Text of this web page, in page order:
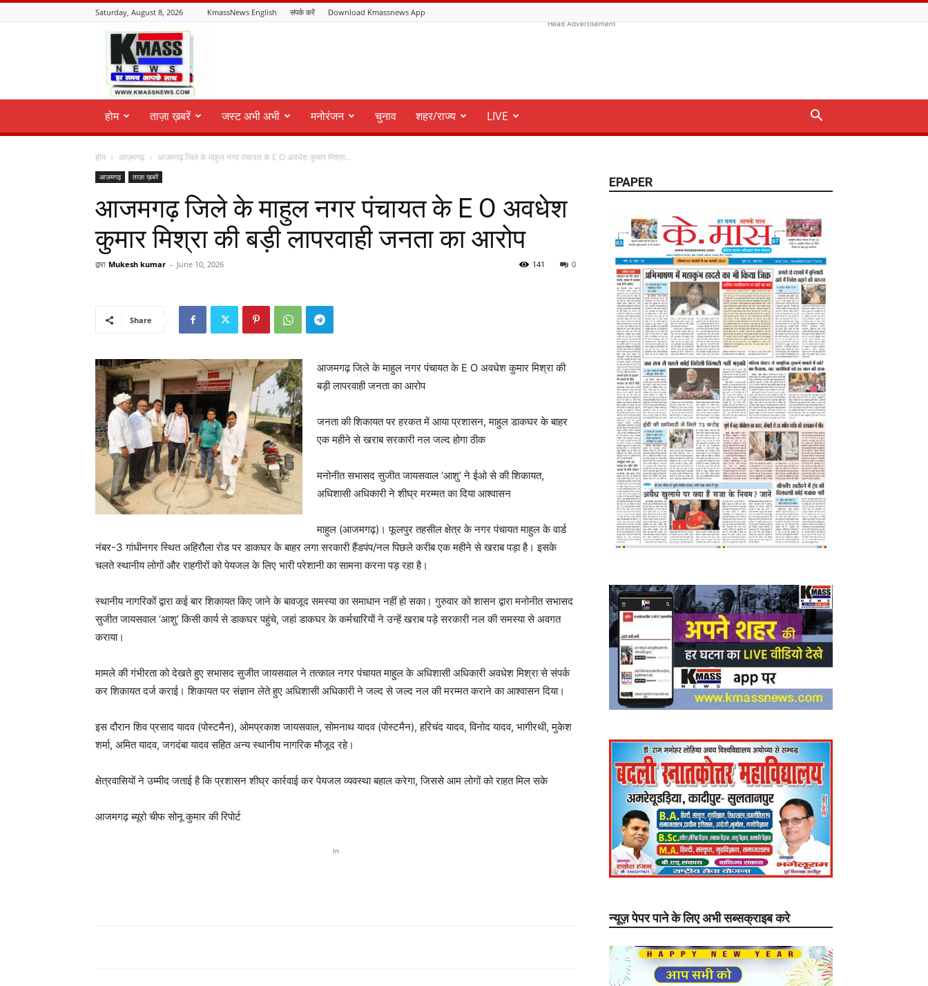
Saturday, August 8, 2026 KmassNews English संपर्क करें Download Kmassnews App
KmassNews
Head Advertisement
होम ताज़ा ख़बरें जस्ट अभी अभी मनोरंजन चुनाव शहर/राज्य LIVE
होम आज़मगढ़ आजमगढ़ जिले के माहुल नगर पंचायत के E O अवधेश कुमार मिश्रा...
आज़मगढ़ ताज़ा ख़बरें
आजमगढ़ जिले के माहुल नगर पंचायत के E O अवधेश
कुमार मिश्रा की बड़ी लापरवाही जनता का आरोप
द्वारा Mukesh kumar - June 10, 2026 0
141
Share
आजमगढ़ जिले के माहुल नगर पंचायत के E O अवधेश कुमार मिश्रा की
बड़ी लापरवाही जनता का आरोप
जनता की शिकायत पर हरकत में आया प्रशासन, माहुल डाकघर के बाहर
एक महीने से खराब सरकारी नल जल्द होगा ठीक
मनोनीत सभासद सुजीत जायसवाल ‘आशु’ ने ईओ से की शिकायत,
अधिशासी अधिकारी ने शीघ्र मरम्मत का दिया आश्वासन
माहुल (आजमगढ़)। फूलपुर तहसील क्षेत्र के नगर पंचायत माहुल के वार्ड
नंबर-3 गांधीनगर स्थित अहिरौला रोड पर डाकघर के बाहर लगा सरकारी हैंडपंप/नल पिछले करीब एक महीने से खराब पड़ा है। इसके
चलते स्थानीय लोगों और राहगीरों को पेयजल के लिए भारी परेशानी का सामना करना पड़ रहा है।
स्थानीय नागरिकों द्वारा कई बार शिकायत किए जाने के बावजूद समस्या का समाधान नहीं हो सका। गुरुवार को शासन द्वारा मनोनीत सभासद
सुजीत जायसवाल ‘आशु’ किसी कार्य से डाकघर पहुंचे, जहां डाकघर के कर्मचारियों ने उन्हें खराब पड़े सरकारी नल की समस्या से अवगत
कराया।
मामले की गंभीरता को देखते हुए सभासद सुजीत जायसवाल ने तत्काल नगर पंचायत माहुल के अधिशासी अधिकारी अवधेश मिश्रा से संपर्क
कर शिकायत दर्ज कराई। शिकायत पर संज्ञान लेते हुए अधिशासी अधिकारी ने जल्द से जल्द नल की मरम्मत कराने का आश्वासन दिया।
इस दौरान शिव प्रसाद यादव (पोस्टमैन), ओमप्रकाश जायसवाल, सोमनाथ यादव (पोस्टमैन), हरिचंद यादव, विनोद यादव, भागीरथी, मुकेश
शर्मा, अमित यादव, जगदंबा यादव सहित अन्य स्थानीय नागरिक मौजूद रहे।
क्षेत्रवासियों ने उम्मीद जताई है कि प्रशासन शीघ्र कार्रवाई कर पेयजल व्यवस्था बहाल करेगा, जिससे आम लोगों को राहत मिल सके
आजमगढ़ ब्यूरो चीफ सोनू कुमार की रिपोर्ट
In
EPAPER
न्यूज़ पेपर पाने के लिए अभी सब्सक्राइब करे